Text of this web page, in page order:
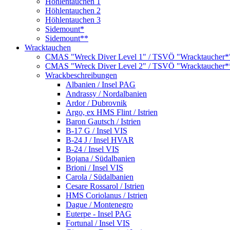
Höhlentauchen 2
Höhlentauchen 3
Sidemount*
Sidemount**
Wracktauchen
CMAS "Wreck Diver Level 1" / TSVÖ
CMAS "Wreck Diver Level 2" / TSVÖ
Wrackbeschreibungen
Albanien / Insel PAG
Andrassy / Nordalbanien
Ardor / Dubrovnik
Argo, ex HMS Flint / Istrien
Baron Gautsch / Istrien
B-17 G / Insel VIS
B-24 J / Insel HVAR
B-24 / Insel VIS
Bojana / Südalbanien
Brioni / Insel VIS
Carola / Südalbanien
Cesare Rossarol / Istrien
HMS Coriolanus / Istrien
Dague / Montenegro
Euterpe - Insel PAG
Fortunal / Insel VIS